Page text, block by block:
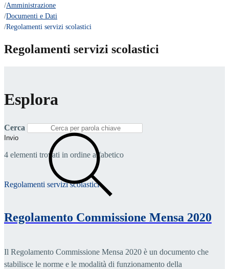
/Amministrazione
/Documenti e Dati
/Regolamenti servizi scolastici
Regolamenti servizi scolastici
Esplora
Cerca
Invio
4 elementi trovati in ordine alfabetico
Regolamenti servizi scolastici
Regolamento Commissione Mensa 2020
Il Regolamento Commissione Mensa 2020 è un documento che
stabilisce le norme e le modalità di funzionamento della